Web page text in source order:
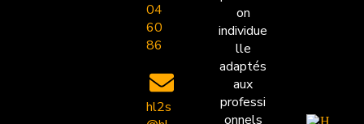
on
individue
lle
adaptés
aux
professi
onnels
04
60
86
hl2s